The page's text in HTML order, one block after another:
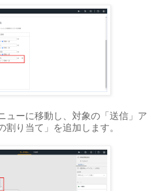
ーに移動し、対象の「送信」ア
割り当て」を追加します。